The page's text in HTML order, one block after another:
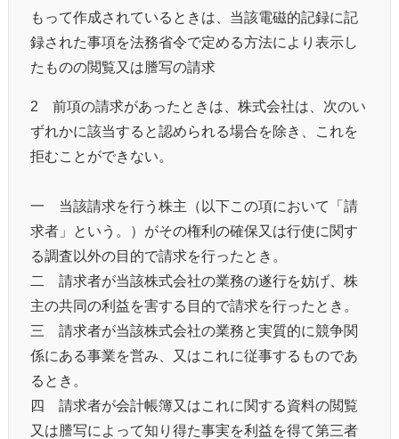
もって作成されているときは、当該電磁的記録に記
録された事項を法務省令で定める方法により表示し
たものの閲覧又は謄写の請求
2‌ 前項の請求があったときは、株式会社は、次のい
ずれかに該当すると認められる場合を除き、これを
拒むことができない。
一 当該請求を行う株主（以下この項において「請
求者」という。）がその権利の確保又は行使に関す
る調査以外の目的で請求を行ったとき。
二 請求者が当該株式会社の業務の遂行を妨げ、株
主の共同の利益を害する目的で請求を行ったとき。
三 請求者が当該株式会社の業務と実質的に競争関
係にある事業を営み、又はこれに従事するものであ
るとき。
四 請求者が会計帳簿又はこれに関する資料の閲覧
又は謄写によって知り得た事実を利益を得て第三者